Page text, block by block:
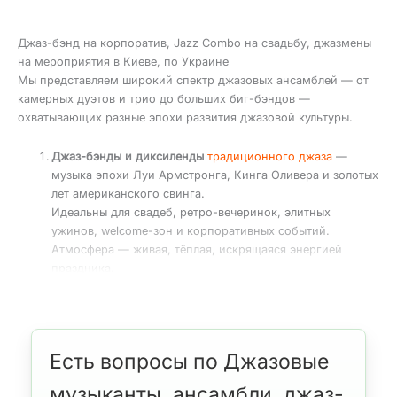
Джаз-бэнд на корпоратив, Jazz Combo на свадьбу, джазмены
на мероприятия в Киеве, по Украине
Мы представляем широкий спектр джазовых ансамблей — от
камерных дуэтов и трио до больших биг-бэндов —
охватывающих разные эпохи развития джазовой культуры.
Джаз-бэнды и диксиленды традиционного джаза —
музыка эпохи Луи Армстронга, Кинга Оливера и золотых
лет американского свинга.
Идеальны для свадеб, ретро-вечеринок, элитных
ужинов, welcome-зон и корпоративных событий.
Атмосфера — живая, тёплая, искрящаяся энергией
презентаций, приватных вечеров, арт-пространств и
Есть вопросы по Джазовые